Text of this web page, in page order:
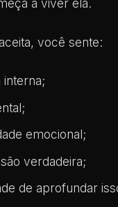
a viver ela.
você sente:
interna;
emocional;
verdadeira;
de aprofundar